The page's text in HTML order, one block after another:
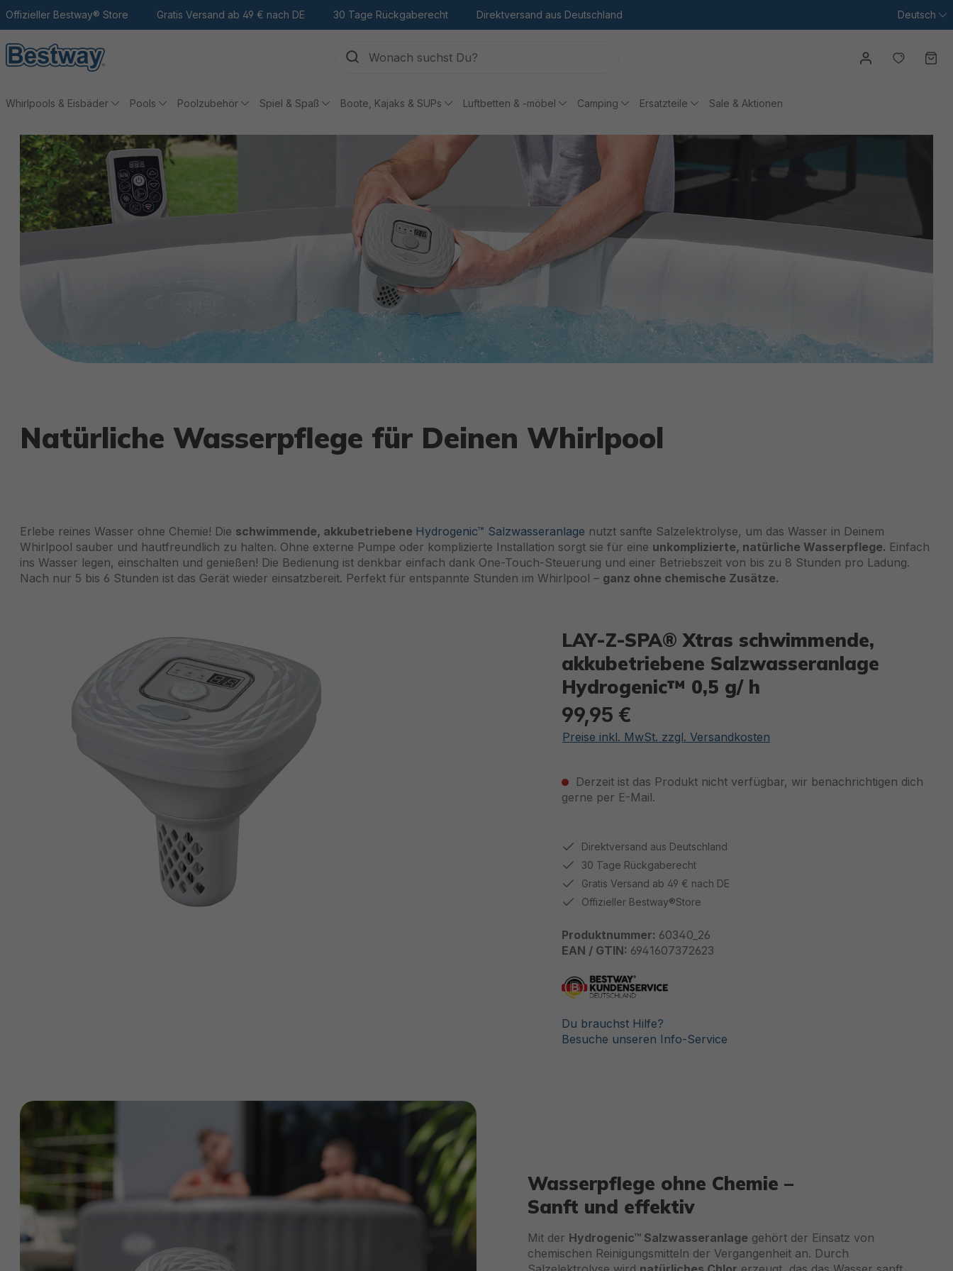
Hauptinhalt
Zur Suche
Zur Hauptnavigation
Offizieller Bestway® Store Gratis Versand ab 49 € nach DE 30 Tage Rückgaberecht Direktversand aus Deutschland Deutsch
Du
Whirlpools & Eisbäder Pools Poolzubehör Spiel & Spaß Boote, Kajaks & SUPs Luftbetten & -möbel Camping Ersatzteile Sale & Aktionen
Natürliche Wasserpflege für Deinen Whirlpool
Erlebe reines Wasser ohne Chemie! Die schwimmende, akkubetriebene Hydrogenic™ Salzwasseranlage nutzt sanfte Salzelektrolyse, um das Wasser in Deinem
Whirlpool sauber und hautfreundlich zu halten. Ohne externe Pumpe oder komplizierte Installation sorgt sie für eine unkomplizierte, natürliche Wasserpflege. Einfach
ins Wasser legen, einschalten und genießen! Die Bedienung ist denkbar einfach dank One-Touch-Steuerung und einer Betriebszeit von bis zu 8 Stunden pro Ladung.
Nach nur 5 bis 6 Stunden ist das Gerät wieder einsatzbereit. Perfekt für entspannte Stunden im Whirlpool – ganz ohne chemische Zusätze.
LAY-Z-SPA® Xtras schwimmende,
akkubetriebene Salzwasseranlage
Hydrogenic™ 0,5 g/ h
Regulärer Preis:
99,95 €
Preise inkl. MwSt. zzgl. Versandkosten
Derzeit ist das Produkt nicht verfügbar, wir benachrichtigen dich
gerne per E-Mail.
Direktversand aus Deutschland
30 Tage Rückgaberecht
Gratis Versand ab 49 € nach DE
Offizieller Bestway®Store
Produktnummer: 60340_26
EAN / GTIN: 6941607372623
Du brauchst Hilfe?
Besuche unseren Info-Service
Wasserpflege ohne Chemie –
Sanft und effektiv
Mit derHydrogenic™ Salzwasseranlagegehört der Einsatz von
chemischen Reinigungsmitteln der Vergangenheit an. Durch